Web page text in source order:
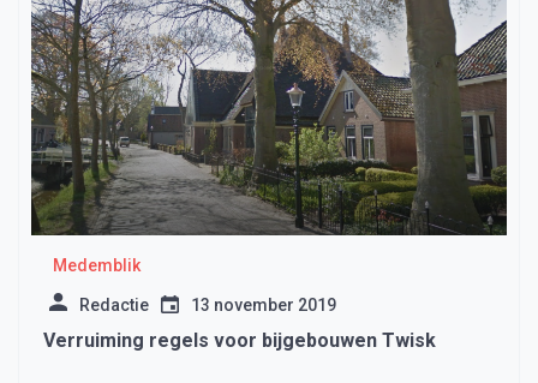
Medemblik
Redactie 13 november 2019
Verruiming regels voor bijgebouwen Twisk